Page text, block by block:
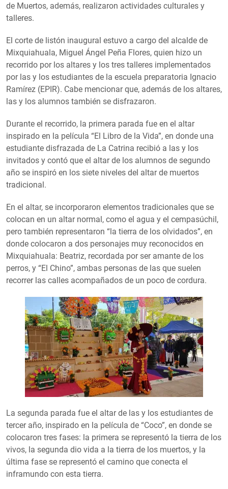
de Muertos, además, realizaron actividades culturales y
talleres.
El corte de listón inaugural estuvo a cargo del alcalde de
Mixquiahuala, Miguel Ángel Peña Flores, quien hizo un
recorrido por los altares y los tres talleres implementados
por las y los estudiantes de la escuela preparatoria Ignacio
Ramírez (EPIR). Cabe mencionar que, además de los altares,
las y los alumnos también se disfrazaron.
Durante el recorrido, la primera parada fue en el altar
inspirado en la película “El Libro de la Vida”, en donde una
estudiante disfrazada de La Catrina recibió a las y los
invitados y contó que el altar de los alumnos de segundo
año se inspiró en los siete niveles del altar de muertos
tradicional.
En el altar, se incorporaron elementos tradicionales que se
colocan en un altar normal, como el agua y el cempasúchil,
pero también representaron “la tierra de los olvidados”, en
donde colocaron a dos personajes muy reconocidos en
Mixquiahuala: Beatriz, recordada por ser amante de los
perros, y “El Chino”, ambas personas de las que suelen
recorrer las calles acompañados de un poco de cordura.
La segunda parada fue el altar de las y los estudiantes de
tercer año, inspirado en la película de “Coco”, en donde se
colocaron tres fases: la primera se representó la tierra de los
vivos, la segunda dio vida a la tierra de los muertos, y la
última fase se representó el camino que conecta el
inframundo con esta tierra.